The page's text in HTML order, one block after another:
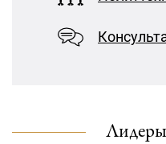
«Взаимное
РСМД и
карабахских